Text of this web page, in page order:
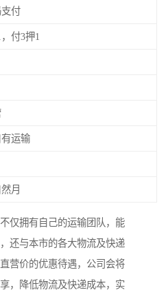
付
付3押1
运输
月
仅拥有自己的运输团队，能
还与本市的各大物流及快递
营价的优惠待遇，公司会将
，降低物流及快递成本，实